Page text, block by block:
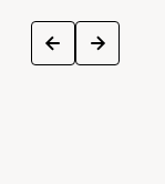
prev next